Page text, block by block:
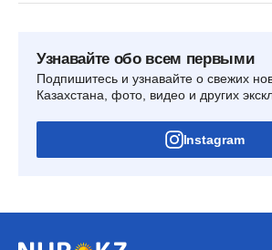
Узнавайте обо всем первыми
Подпишитесь и узнавайте о свежих
Казахстана, фото, видео и других
Instagram